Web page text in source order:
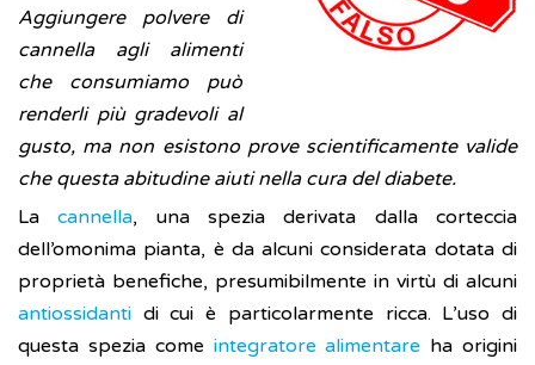
Aggiungere polvere di
cannella agli alimenti
che consumiamo può
renderli più gradevoli al
gusto, ma non esistono prove scientificamente valide
che questa abitudine aiuti nella cura del diabete.
Lacannella, una spezia derivata dalla corteccia
dell’omonima pianta, è da alcuni considerata dotata di
proprietà benefiche, presumibilmente in virtù di alcuni
antiossidanti di cui è particolarmente ricca. L’uso di
questa spezia come integratore alimentare ha origini